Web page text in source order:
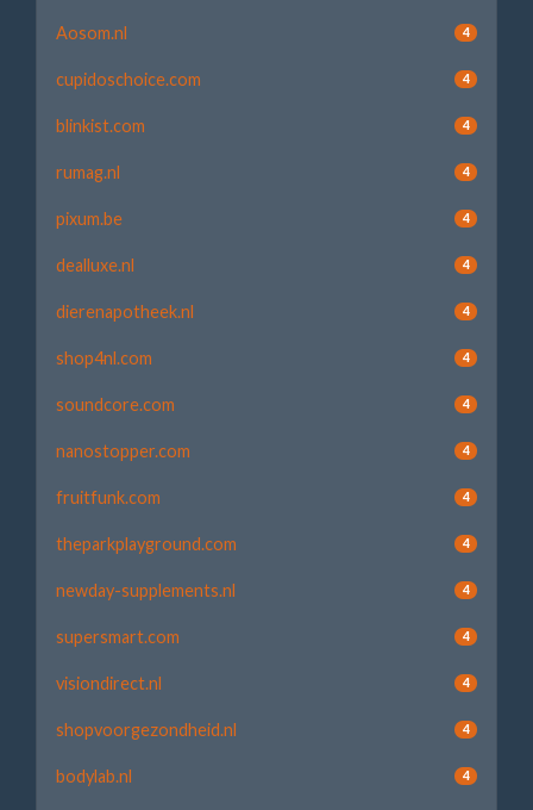
Aosom.nl 4
cupidoschoice.com 4
blinkist.com 4
rumag.nl 4
pixum.be 4
dealluxe.nl 4
dierenapotheek.nl 4
shop4nl.com 4
soundcore.com 4
nanostopper.com 4
fruitfunk.com 4
theparkplayground.com 4
newday-supplements.nl 4
supersmart.com 4
visiondirect.nl 4
shopvoorgezondheid.nl 4
bodylab.nl 4